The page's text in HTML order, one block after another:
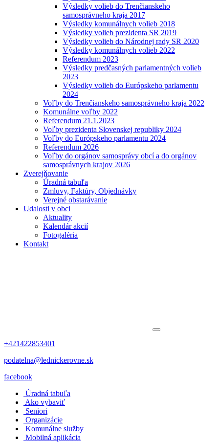
Výsledky volieb do Trenčianskeho
samosprávneho kraja 2017
Výsledky komunálnych volieb 2018
Výsledky volieb prezidenta SR 2019
Výsledky volieb do Národnej rady SR 2020
Výsledky komunálnych volieb 2022
Referendum 2023
Výsledky predčasných parlamentných volieb
2023
Výsledky volieb do Európskeho parlamentu
2024
Voľby do Trenčianskeho samosprávneho kraja 2022
Komunálne voľby 2022
Referendum 21.1.2023
Voľby prezidenta Slovenskej republiky 2024
Voľby do Európskeho parlamentu 2024
Referendum 2026
Voľby do orgánov samosprávy obcí a do orgánov
samosprávnych krajov 2026
Zverejňovanie
Úradná tabuľa
Zmluvy, Faktúry, Objednávky
Verejné obstarávanie
Udalosti v obci
Aktuality
Kalendár akcií
Fotogaléria
Kontakt
+421422853401
podatelna@lednickerovne.sk
facebook
Úradná tabuľa
Ako vybaviť
Seniori
Organizácie
Komunálne služby
Mobilná aplikácia